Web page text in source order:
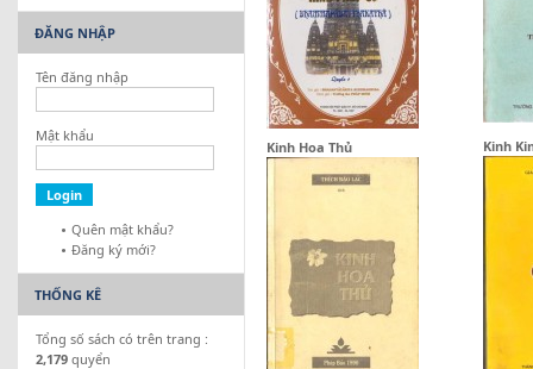
Kinh Hoa Thủ Kinh
ĐĂNG NHẬP
Tên đăng nhập
Mật khẩu
Quên mật khẩu?
Đăng ký mới?
THỐNG KÊ
Tổng số sách có trên trang :
2,179 quyển